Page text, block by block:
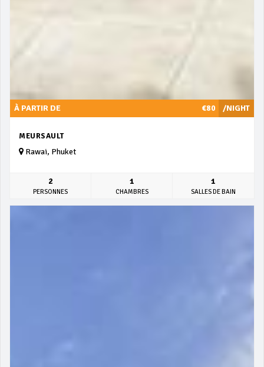
/NIGHT
À PARTIR DE €80
MEURSAULT
Rawai, Phuket
2
PERSONNES
1
CHAMBRES
1
SALLES DE BAIN